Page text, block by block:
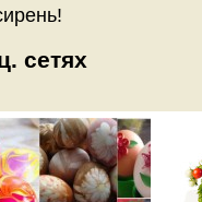
сетях